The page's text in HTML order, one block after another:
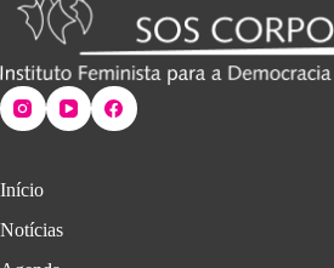
Início
Notícias